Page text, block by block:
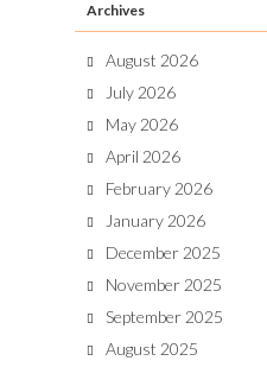
Archives
August 2026
July 2026
May 2026
April 2026
February 2026
January 2026
December 2025
November 2025
September 2025
August 2025